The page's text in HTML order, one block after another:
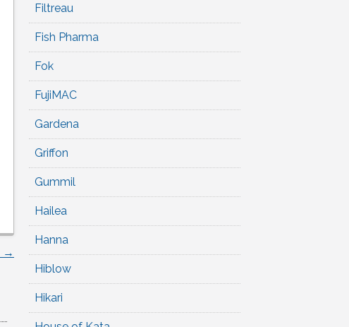
→
Filtreau
Fish Pharma
Fok
FujiMAC
Gardena
Griffon
Gummil
Hailea
Hanna
Hiblow
Hikari